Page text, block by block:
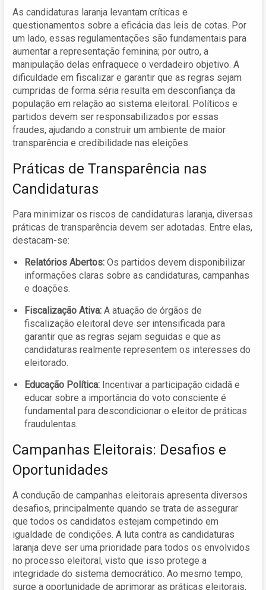
As candidaturas laranja levantam críticas e
questionamentos sobre a eficácia das leis de cotas. Por
um lado, essas regulamentações são fundamentais para
aumentar a representação feminina; por outro, a
manipulação delas enfraquece o verdadeiro objetivo. A
dificuldade em fiscalizar e garantir que as regras sejam
cumpridas de forma séria resulta em desconfiança da
população em relação ao sistema eleitoral. Políticos e
partidos devem ser responsabilizados por essas
fraudes, ajudando a construir um ambiente de maior
transparência e credibilidade nas eleições.
Práticas de Transparência nas
Candidaturas
Para minimizar os riscos de candidaturas laranja, diversas
práticas de transparência devem ser adotadas. Entre elas,
destacam-se:
Relatórios Abertos: Os partidos devem disponibilizar
informações claras sobre as candidaturas, campanhas
e doações.
Fiscalização Ativa: A atuação de órgãos de
fiscalização eleitoral deve ser intensificada para
garantir que as regras sejam seguidas e que as
candidaturas realmente representem os interesses do
eleitorado.
Educação Política: Incentivar a participação cidadã e
educar sobre a importância do voto consciente é
fundamental para descondicionar o eleitor de práticas
fraudulentas.
Campanhas Eleitorais: Desafios e
Oportunidades
A condução de campanhas eleitorais apresenta diversos
desafios, principalmente quando se trata de assegurar
que todos os candidatos estejam competindo em
igualdade de condições. A luta contra as candidaturas
laranja deve ser uma prioridade para todos os envolvidos
no processo eleitoral, visto que isso protege a
integridade do sistema democrático. Ao mesmo tempo,
surge a oportunidade de aprimorar as práticas eleitorais,